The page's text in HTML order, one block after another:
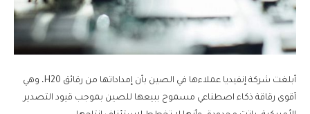
أبلغت شركة إنفيديا عملاءها في الصين بأن إمداداتها من رقائق H20، وهي
أقوى رقاقة ذكاء اصطناعي مسموح ببيعها للصين بموجب قيود التصدير